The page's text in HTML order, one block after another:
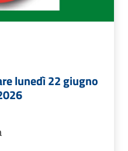
lunedì 22 giugno